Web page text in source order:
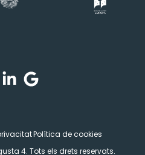
4. Tots els drets reservats.
Política de cookies